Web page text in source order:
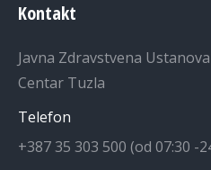
Kontakt
Javna Zdravstvena
Centar Tuzla
Telefon
+387 35 303 500 (od 07:30 -